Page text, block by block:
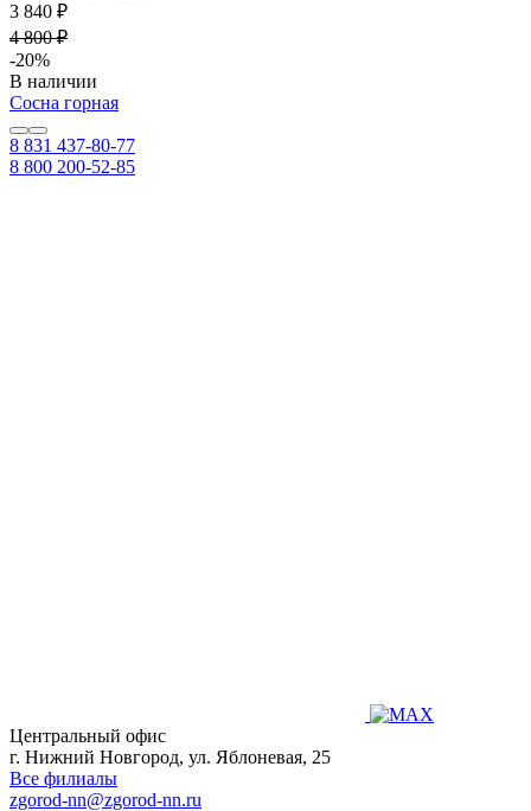
3 840 ₽
4 800 ₽
-20%
В наличии
Сосна горная
8 831 437-80-77
8 800 200-52-85
Центральный офис
г. Нижний Новгород, ул. Яблоневая, 25
Все филиалы
zgorod-nn@zgorod-nn.ru